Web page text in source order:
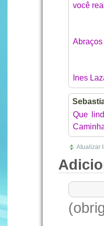
você
Abraços
Ines
Que
Atualizar